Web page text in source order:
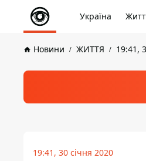
Україна
Новини ЖИТТЯ 19:41,
19:41, 30 січня 2020